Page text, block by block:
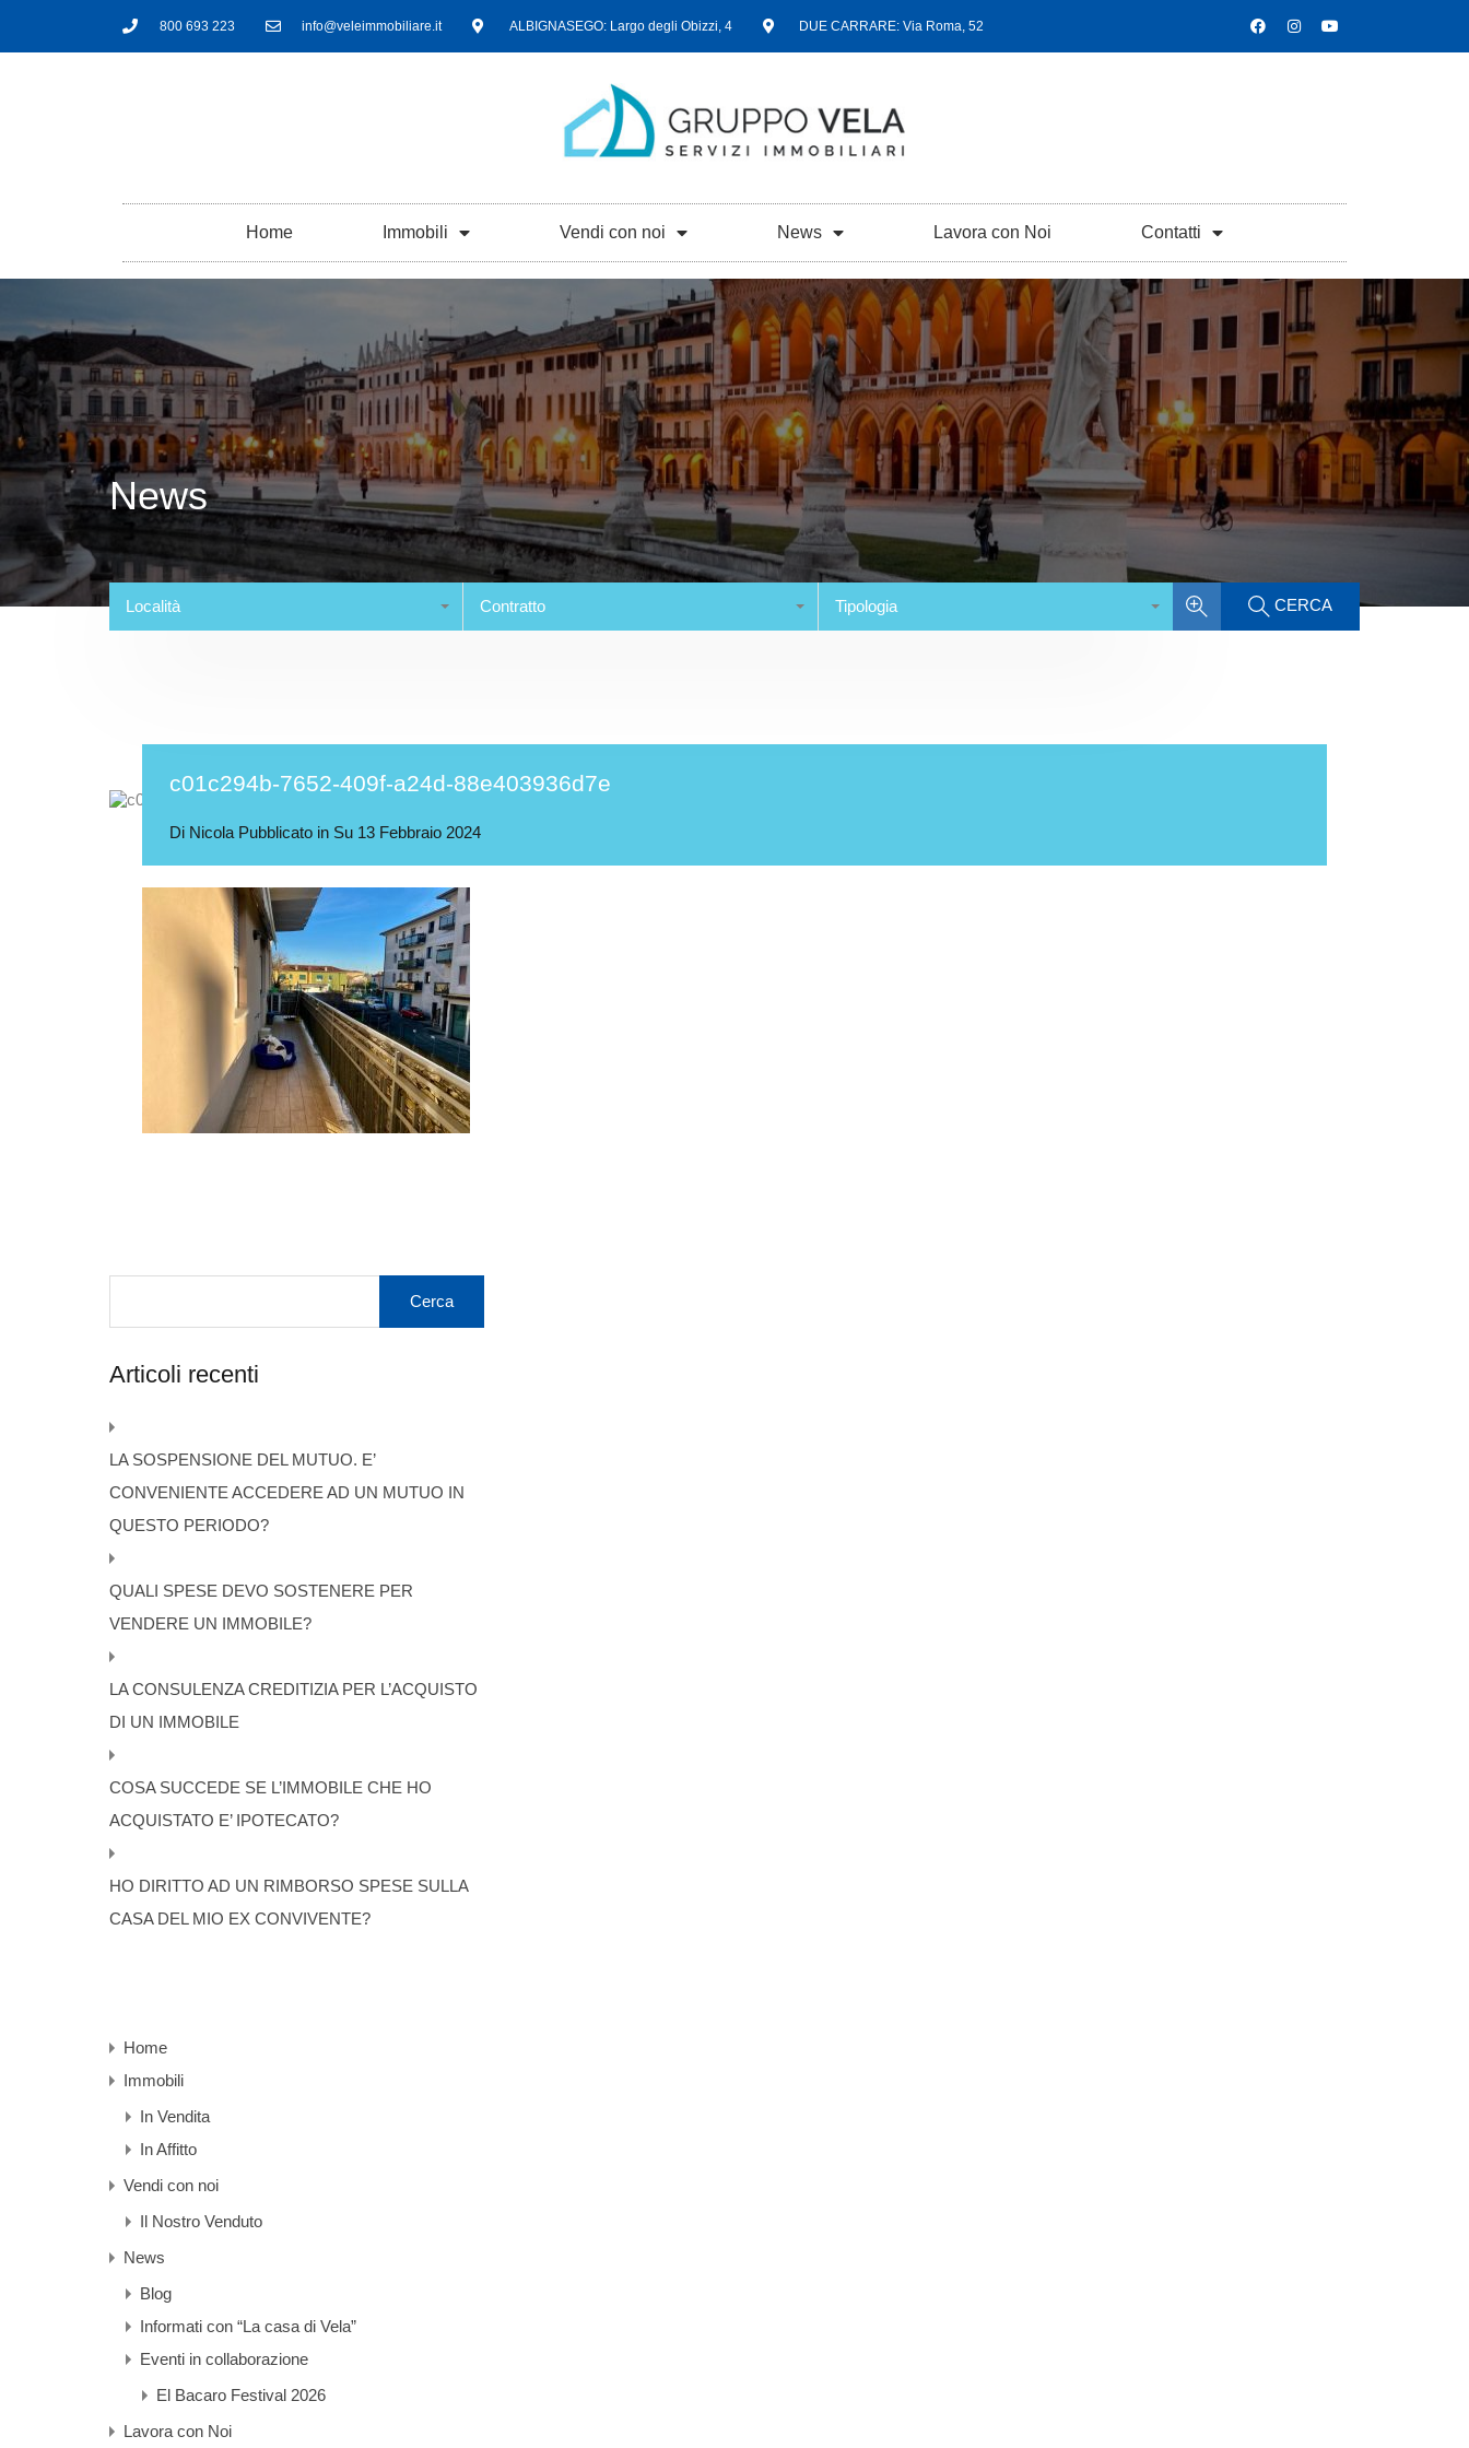
800 693 223 info@veleimmobiliare.it ALBIGNASEGO: Largo degli Obizzi, 4 DUE CARRARE: Via Roma, 52
Home Immobili Vendi con noi News Lavora con Noi Contatti
News
Località Contratto Tipologia CERCA
c01c294b-7652-409f-a24d-88e403936d7e
Di Nicola Pubblicato in Su 13 Febbraio 2024
Articoli recenti
LA SOSPENSIONE DEL MUTUO. E’
CONVENIENTE ACCEDERE AD UN MUTUO IN
QUESTO PERIODO?
QUALI SPESE DEVO SOSTENERE PER
VENDERE UN IMMOBILE?
LA CONSULENZA CREDITIZIA PER L’ACQUISTO
DI UN IMMOBILE
COSA SUCCEDE SE L’IMMOBILE CHE HO
ACQUISTATO E’ IPOTECATO?
HO DIRITTO AD UN RIMBORSO SPESE SULLA
CASA DEL MIO EX CONVIVENTE?
Home
Immobili
In Vendita
In Affitto
Vendi con noi
Il Nostro Venduto
News
Blog
Informati con “La casa di Vela”
Eventi in collaborazione
El Bacaro Festival 2026
Lavora con Noi